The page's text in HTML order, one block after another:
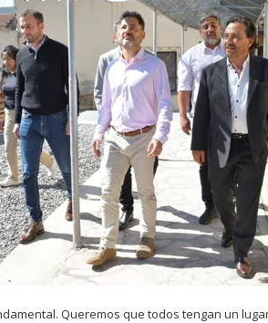
Queremos que todos tengan un